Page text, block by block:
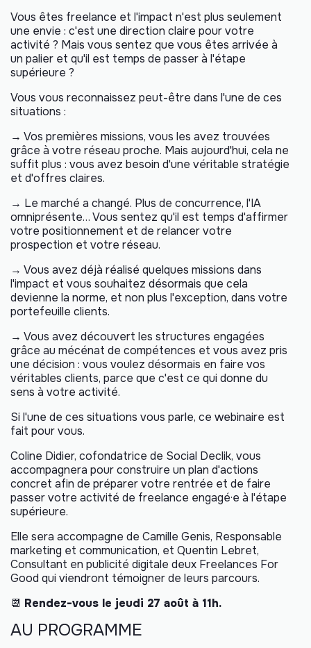
Vous êtes freelance et l'impact n'est plus seulement
une envie : c'est une direction claire pour votre
activité ? Mais vous sentez que vous êtes arrivée à
un palier et qu'il est temps de passer à l'étape
supérieure ?
Vous vous reconnaissez peut-être dans l'une de ces
situations :
→ Vos premières missions, vous les avez trouvées
grâce à votre réseau proche. Mais aujourd'hui, cela ne
suffit plus : vous avez besoin d'une véritable stratégie
et d'offres claires.
→ Le marché a changé. Plus de concurrence, l'IA
omniprésente… Vous sentez qu'il est temps d'affirmer
votre positionnement et de relancer votre
prospection et votre réseau.
→ Vous avez déjà réalisé quelques missions dans
l'impact et vous souhaitez désormais que cela
devienne la norme, et non plus l'exception, dans votre
portefeuille clients.
→ Vous avez découvert les structures engagées
grâce au mécénat de compétences et vous avez pris
une décision : vous voulez désormais en faire vos
véritables clients, parce que c'est ce qui donne du
sens à votre activité.
Si l'une de ces situations vous parle, ce webinaire est
fait pour vous.
Coline Didier, cofondatrice de Social Declik, vous
accompagnera pour construire un plan d'actions
concret afin de préparer votre rentrée et de faire
passer votre activité de freelance engagé·e à l'étape
supérieure.
Elle sera accompagne de Camille Genis, Responsable
marketing et communication, et Quentin Lebret,
Consultant en publicité digitale deux Freelances For
Good qui viendront témoigner de leurs parcours.
📆 Rendez-vous le jeudi 27 août à 11h.
AU PROGRAMME